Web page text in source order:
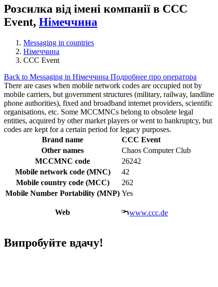
Розсилка від імені компанії в CCC
Event, Німеччина
Messaging in countries
Німеччина
CCC Event
Back to Messaging in Німеччина Подробнее про оператора
There are cases when mobile network codes are occupied not by
mobile carriers, but government structures (military, railway, landline
phone authorities), fixed and broadband internet providers, scientific
organisations, etc. Some MCCMNCs belong to obsolete legal
entities, acquired by other market players or went to bankruptcy, but
codes are kept for a certain period for legacy purposes.
Brand name
CCC Event
Other names
Chaos Computer Club
MCCMNC code
26242
Mobile network code (MNC)
42
Mobile country code (MCC)
262
Mobile Number Portability (MNP) Yes
Web www.ccc.de
Випробуйте вдачу!